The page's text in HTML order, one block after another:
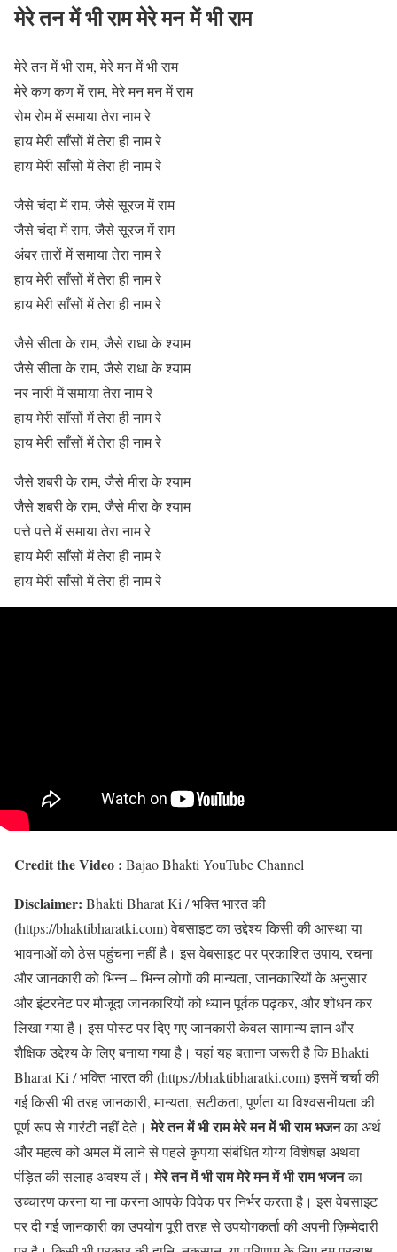
मेरे तन में भी राम मेरे मन में भी राम
मेरे तन में भी राम, मेरे मन में भी राम
मेरे कण कण में राम, मेरे मन मन में राम
रोम रोम में समाया तेरा नाम रे
हाय मेरी साँसों में तेरा ही नाम रे
हाय मेरी साँसों में तेरा ही नाम रे
जैसे चंदा में राम, जैसे सूरज में राम
जैसे चंदा में राम, जैसे सूरज में राम
अंबर तारों में समाया तेरा नाम रे
हाय मेरी साँसों में तेरा ही नाम रे
हाय मेरी साँसों में तेरा ही नाम रे
जैसे सीता के राम, जैसे राधा के श्याम
जैसे सीता के राम, जैसे राधा के श्याम
नर नारी में समाया तेरा नाम रे
हाय मेरी साँसों में तेरा ही नाम रे
हाय मेरी साँसों में तेरा ही नाम रे
जैसे शबरी के राम, जैसे मीरा के श्याम
जैसे शबरी के राम, जैसे मीरा के श्याम
पत्ते पत्ते में समाया तेरा नाम रे
हाय मेरी साँसों में तेरा ही नाम रे
हाय मेरी साँसों में तेरा ही नाम रे
Credit the Video : Bajao Bhakti YouTube Channel
Disclaimer: Bhakti Bharat Ki / भक्ति भारत की
(https://bhaktibharatki.com) वेबसाइट का उद्देश्य किसी की आस्था या
भावनाओं को ठेस पहुंचना नहीं है। इस वेबसाइट पर प्रकाशित उपाय, रचना
और जानकारी को भिन्न – भिन्न लोगों की मान्यता, जानकारियों के अनुसार
और इंटरनेट पर मौजूदा जानकारियों को ध्यान पूर्वक पढ़कर, और शोधन कर
लिखा गया है। इस पोस्ट पर दिए गए जानकारी केवल सामान्य ज्ञान और
शैक्षिक उद्देश्य के लिए बनाया गया है। यहां यह बताना जरूरी है कि Bhakti
Bharat Ki / भक्ति भारत की (https://bhaktibharatki.com) इसमें चर्चा की
गई किसी भी तरह जानकारी, मान्यता, सटीकता, पूर्णता या विश्वसनीयता की
पूर्ण रूप से गारंटी नहीं देते।मेरे तन में भी राम मेरे मन में भी राम भजनका अर्थ
और महत्व को अमल में लाने से पहले कृपया संबंधित योग्य विशेषज्ञ अथवा
पंड़ित की सलाह अवश्य लें।मेरे तन में भी राम मेरे मन में भी राम भजनका
उच्चारण करना या ना करना आपके विवेक पर निर्भर करता है। इस वेबसाइट
पर दी गई जानकारी का उपयोग पूरी तरह से उपयोगकर्ता की अपनी ज़िम्मेदारी